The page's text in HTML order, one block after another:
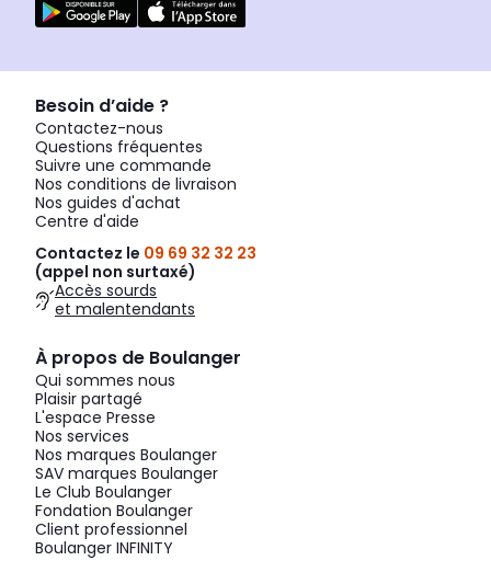
Besoin d’aide ?
Contactez-nous
Questions fréquentes
Suivre une commande
Nos conditions de livraison
Nos guides d'achat
Centre d'aide
Contactez le 09 69 32 32 23
(appel non surtaxé)
Accès sourds
et malentendants
À propos de Boulanger
Qui sommes nous
Plaisir partagé
L'espace Presse
Nos services
Nos marques Boulanger
SAV marques Boulanger
Le Club Boulanger
Fondation Boulanger
Client professionnel
Boulanger INFINITY